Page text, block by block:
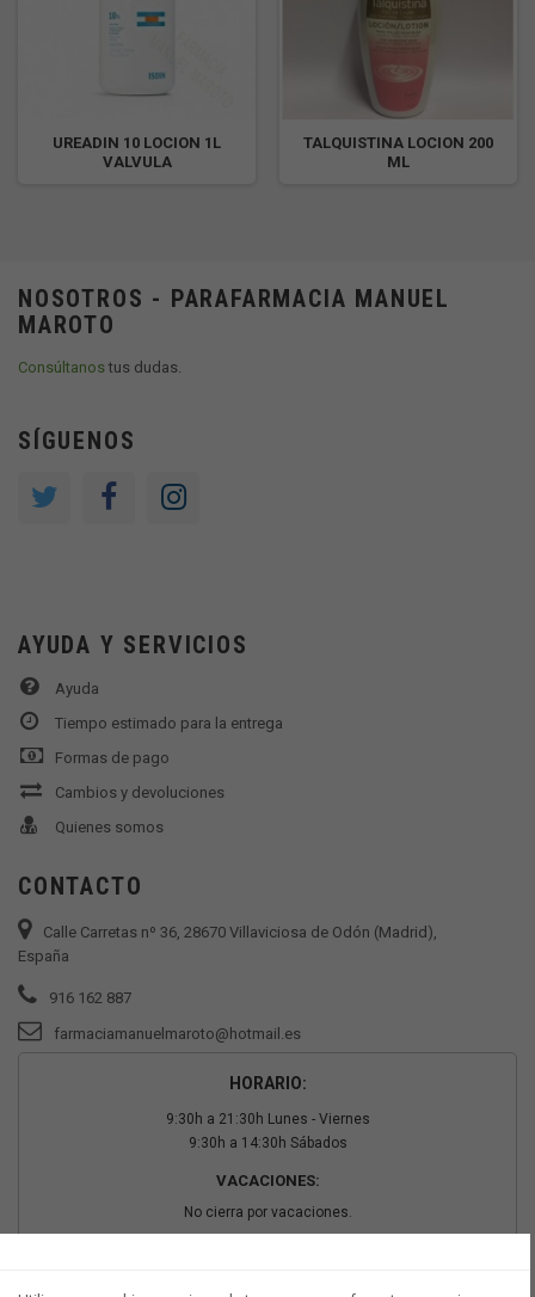
UREADIN 10 LOCION 1L
VALVULA
TALQUISTINA LOCION 200
ML
NOSOTROS - PARAFARMACIA MANUEL
MAROTO
Consúltanostus dudas.
SÍGUENOS
AYUDA Y SERVICIOS
Ayuda
Tiempo estimado para la entrega
Formas de pago
Cambios y devoluciones
Quienes somos
CONTACTO
Calle Carretas nº 36, 28670 Villaviciosa de Odón (Madrid),
España
916 162 887
farmaciamanuelmaroto@hotmail.es
HORARIO:
9:30h a 21:30h Lunes - Viernes
9:30h a 14:30h Sábados
VACACIONES:
No cierra por vacaciones.